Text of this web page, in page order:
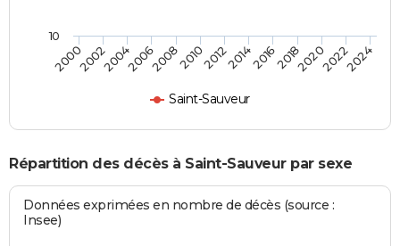
Saint-Sauveur
2000200220042006200820102012201420162018202020222024
10
Répartition des décès à Saint-Sauveur par sexe
Données exprimées en nombre de décès (source :
Insee)